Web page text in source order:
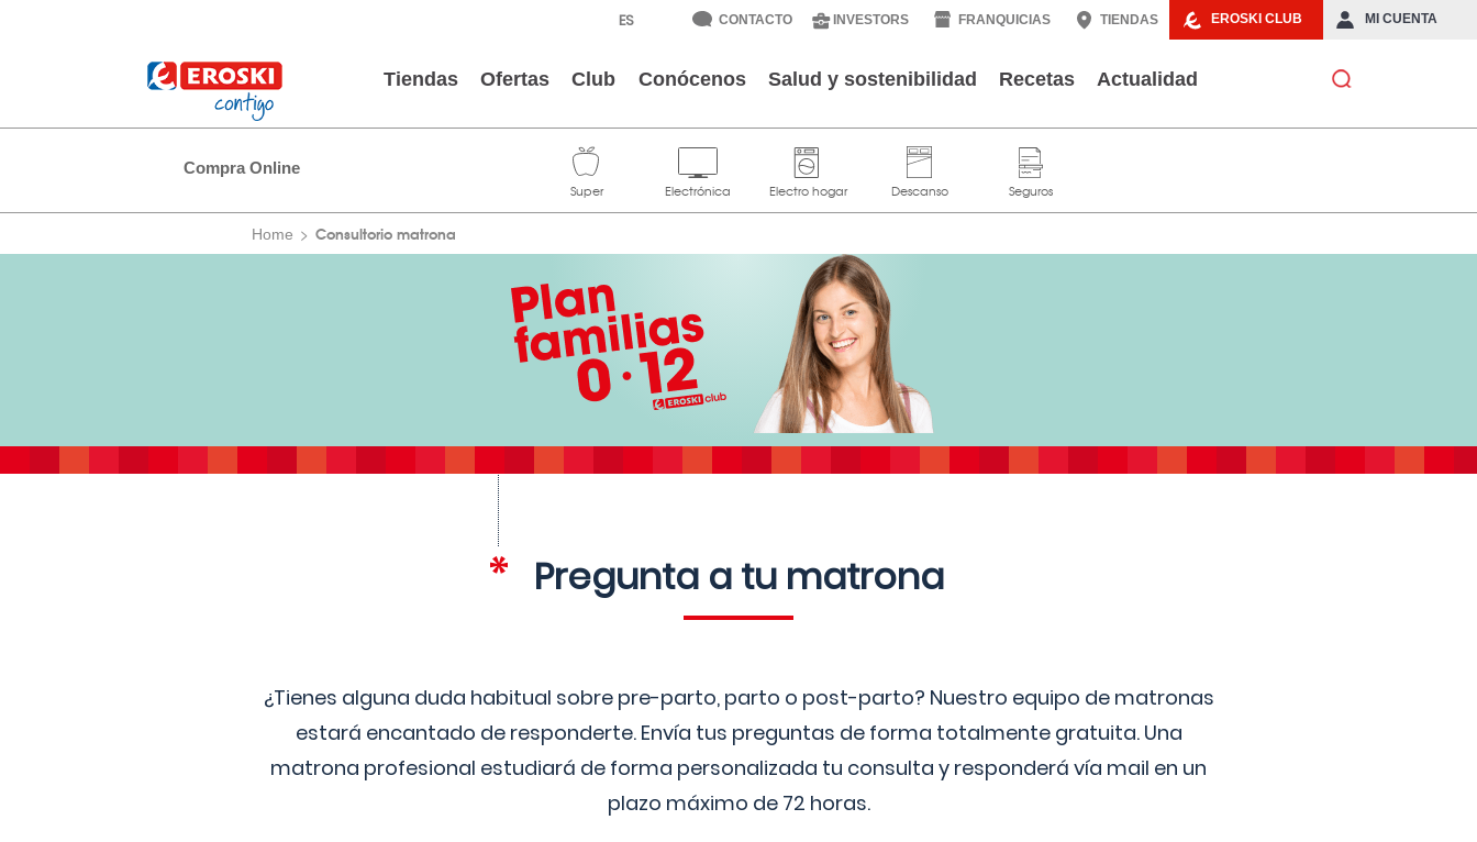
EROSKI CLUB MI CUENTA
CONTACTO INVESTORS FRANQUICIAS TIENDAS
Tiendas Ofertas Club Conócenos Salud y sostenibilidad Recetas Actualidad
Compra Online
Home Consultorio matrona
Pregunta a tu matrona
¿Tienes alguna duda habitual sobre pre-parto, parto o post-parto? Nuestro equipo de matronas
estará encantado de responderte. Envía tus preguntas de forma totalmente gratuita. Una
matrona profesional estudiará de forma personalizada tu consulta y responderá vía mail en un
plazo máximo de 72 horas.